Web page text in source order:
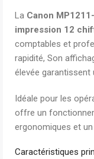
La Canon
impression 12
comptables et
rapidité, Son
élevée garantissent
Idéale pour les
offre un
ergonomiques et
Caractéristiques